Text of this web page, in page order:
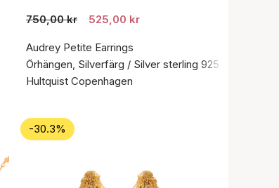
750,00 kr 525,00 kr
Audrey Petite Earrings
Örhängen, Silverfärg / Silver sterling 925
Hultquist Copenhagen
-30.3%